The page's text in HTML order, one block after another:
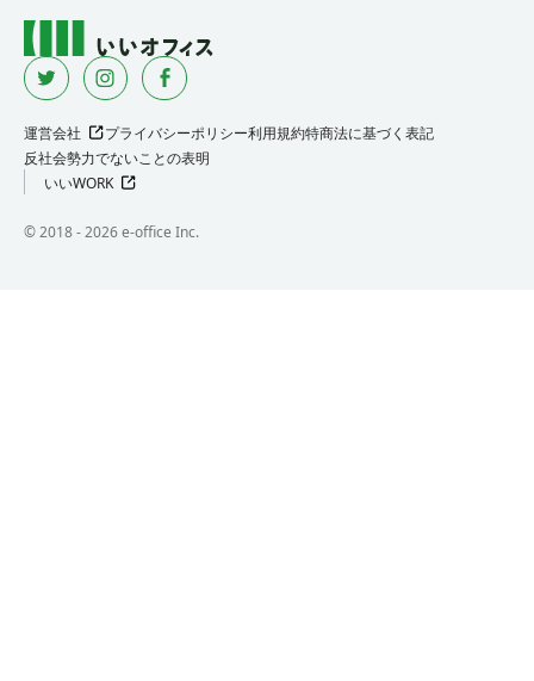
運営会社 プライバシーポリシー利用規約特商法に基づく表記
反社会勢力でないことの表明
いいWORK
©︎ 2018 -2026e-office Inc.